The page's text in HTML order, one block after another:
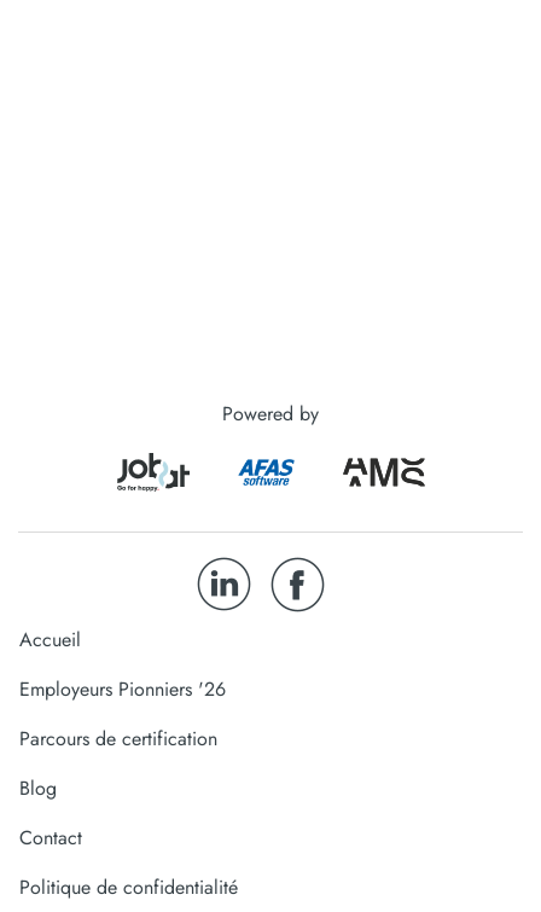
Powered by
Accueil
Employeurs Pionniers '26
Parcours de certification
Blog
Contact
Politique de confidentialité